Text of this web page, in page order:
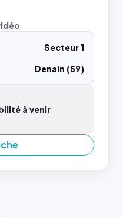
Secteur 1
Denain (59)
à venir